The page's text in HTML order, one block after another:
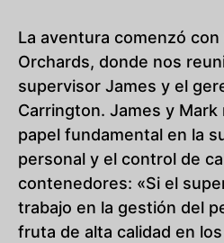
La aventura comenzó
Orchards, donde nos
supervisor James y el
Carrington. James y
papel fundamental en la
personal y el control de
contenedores: «Si el
trabajo en la gestión del
fruta de alta calidad en